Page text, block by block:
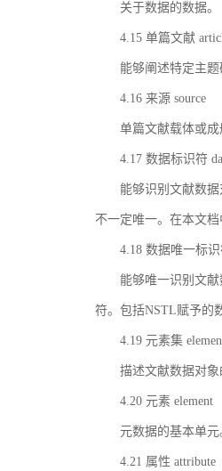
关于数据的数据。
4.15 单篇文献
能够阐述特定主
4.16 来源 source
单篇文献载体或
4.17 数据标识符
能够识别文献数
不一定唯一。在本文
4.18 数据唯一标
能够唯一识别文
符。包括NSTL赋予的
4.19 元素集
描述文献数据对
4.20 元素 element
元数据的基本单元
4.21 属性 attribute